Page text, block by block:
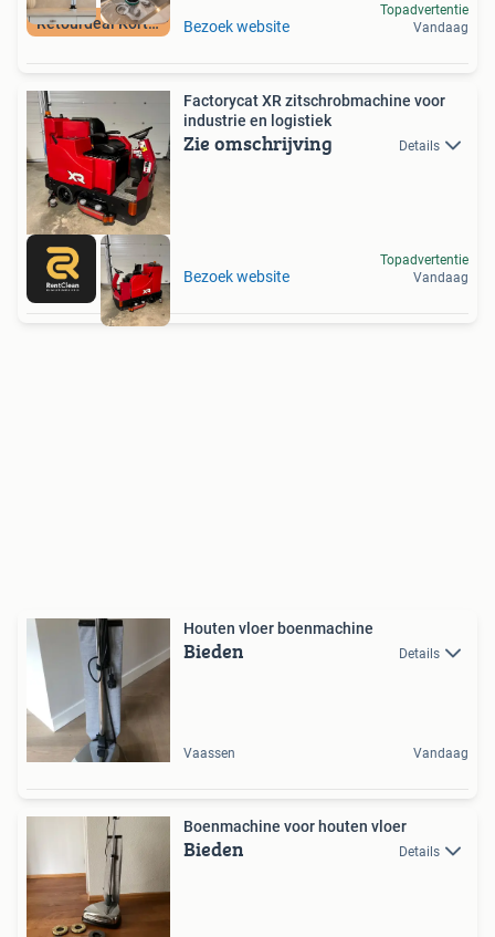
Retourdeal Korting Bezoek website
Topadvertentie
Vandaag
Factorycat XR zitschrobmachine voor
industrie en logistiek
Zie omschrijving Details
Bezoek website
Topadvertentie
Vandaag
Houten vloer boenmachine
Bieden Details
Vaassen Vandaag
Boenmachine voor houten vloer
Bieden Details